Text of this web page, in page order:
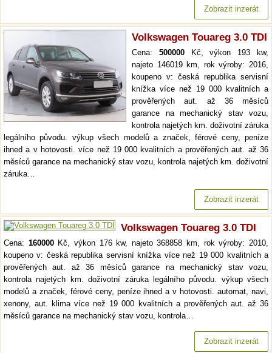
Zobrazit inzerát
Volkswagen Touareg 3.0 TDI
Cena: 500000Kč, výkon 193 kw,
najeto 146019 km, rok výroby: 2016,
koupeno v: česká republika servisní
knížka více než 19 000 kvalitních a
prověřených aut. až 36 měsíců
garance na mechanický stav vozu,
kontrola najetých km. doživotní záruka
legálního původu. výkup všech modelů a značek, férové ceny, peníze
ihned a v hotovosti. více než 19 000 kvalitních a prověřených aut. až 36
měsíců garance na mechanický stav vozu, kontrola najetých km. doživotní
záruka…
Zobrazit inzerát
Volkswagen Touareg 3.0 TDI
Cena: 160000Kč, výkon 176 kw, najeto 368858 km, rok výroby: 2010,
koupeno v: česká republika servisní knížka více než 19 000 kvalitních a
prověřených aut. až 36 měsíců garance na mechanický stav vozu,
kontrola najetých km. doživotní záruka legálního původu. výkup všech
modelů a značek, férové ceny, peníze ihned a v hotovosti. automat, navi,
xenony, aut. klima více než 19 000 kvalitních a prověřených aut. až 36
měsíců garance na mechanický stav vozu, kontrola…
Zobrazit inzerát